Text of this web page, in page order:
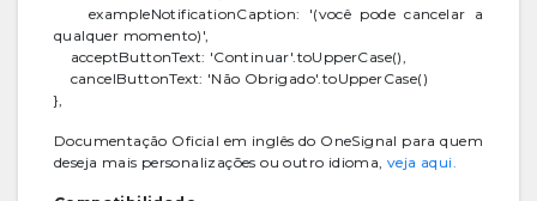
exampleNotificationCaption: '(você pode cancelar a
qualquer momento)',
acceptButtonText: 'Continuar'.toUpperCase(),
cancelButtonText: 'Não Obrigado'.toUpperCase()
},
Documentação Oficial em inglês do OneSignal para quem
deseja mais personalizações ou outro idioma, veja aqui.